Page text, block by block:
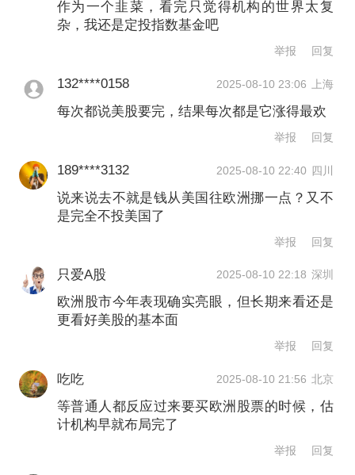
从2010年的50%上升至如今的72%，反
映出美股长期的优异表现。 但由于亚洲
的结构性崛起以及地缘经济挑战，这种
主导地位在未来十年可能下降。同时，
美国当前的一些政策被视为对这些“金
主”的惩罚，可能削弱他们的投资意愿。
值得一提的是，美股仍是全球盈利能力
最强的市场，投资者依然趋之若鹜。但
作为一个韭菜，看完只觉得机构的世界太复
杂，我还是定投指数基金吧
举报 回复
132****0158 2025-08-10 23:06 上海
每次都说美股要完，结果每次都是它涨得最欢
举报 回复
189****3132 2025-08-10 22:40 四川
说来说去不就是钱从美国往欧洲挪一点？又不
是完全不投美国了
举报 回复
只爱A股 2025-08-10 22:18 深圳
欧洲股市今年表现确实亮眼，但长期来看还是
更看好美股的基本面
举报 回复
吃吃 2025-08-10 21:56 北京
等普通人都反应过来要买欧洲股票的时候，估
计机构早就布局完了
举报 回复